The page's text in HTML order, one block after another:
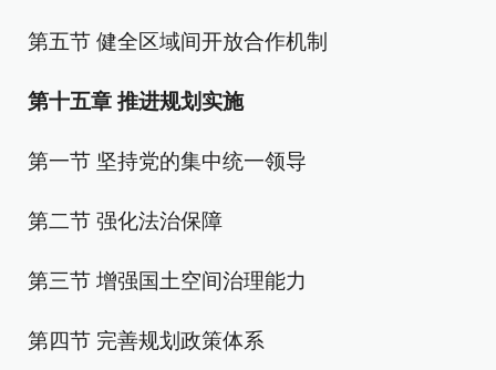
第五节 健全区域间开放合作机制
第十五章 推进规划实施
第一节 坚持党的集中统一领导
第二节 强化法治保障
第三节 增强国土空间治理能力
第四节 完善规划政策体系